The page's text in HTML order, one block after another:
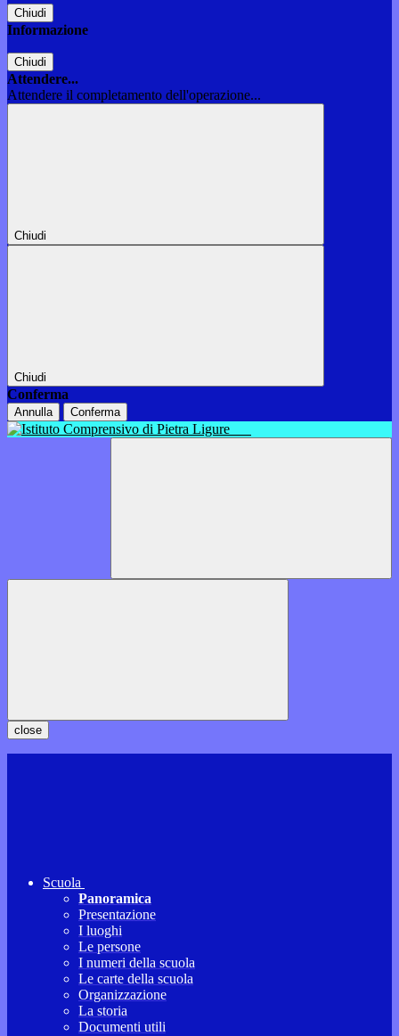
Chiudi
Informazione
Chiudi
Attendere...
Attendere il completamento dell'operazione...
Chiudi
Chiudi
Conferma
Annulla Conferma
close
Scuola
Panoramica
Presentazione
I luoghi
Le persone
I numeri della scuola
Le carte della scuola
Organizzazione
La storia
Documenti utili